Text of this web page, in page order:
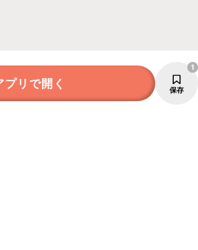
プリで開く 保存
1